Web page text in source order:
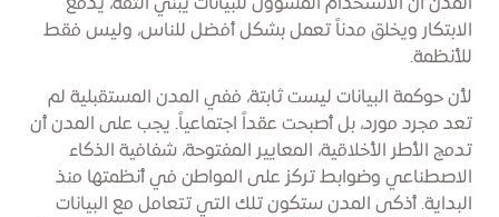
المدن أن الاستخدام المسؤول للبيانات يبني الثقة، يدفع
الابتكار ويخلق مدناً تعمل بشكل أفضل للناس، وليس فقط
للأنظمة.
لأن حوكمة البيانات ليست ثابتة، ففي المدن المستقبلية لم
تعد مجرد مورد، بل أصبحت عقداً اجتماعياً. يجب على المدن أن
تدمج الأطر الأخلاقية، المعايير المفتوحة، شفافية الذكاء
الاصطناعي وضوابط تركز على المواطن في أنظمتها منذ
البداية. أذكى المدن ستكون تلك التي تتعامل مع البيانات